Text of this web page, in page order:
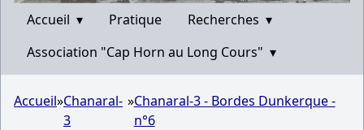
Accueil ▾ Pratique Recherches ▾
Association "Cap Horn au Long Cours" ▾
Accueil»Chanaral-
3
»Chanaral-3 - Bordes Dunkerque -
n°6